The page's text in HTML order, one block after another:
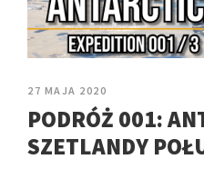
27 MAJA 2020
PODRÓŻ 001:
SZETLANDY